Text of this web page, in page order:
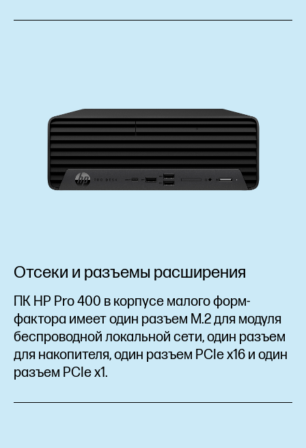
Отсеки и разъемы расширения
ПК HP Pro 400 в корпусе малого форм-
фактора имеет один разъем M.2 для модуля
беспроводной локальной сети, один разъем
для накопителя, один разъем PCIe x16 и один
разъем PCIe x1.